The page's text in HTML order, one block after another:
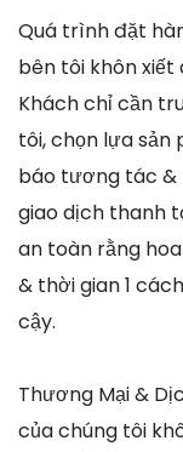
Quá trình đặt
bên tôi khôn xiết
Khách chỉ cần
tôi, chọn lựa
báo tương tác &
giao dịch thanh
an toàn rằng
& thời gian 1
cậy.
Thương Mại &
của chúng tôi